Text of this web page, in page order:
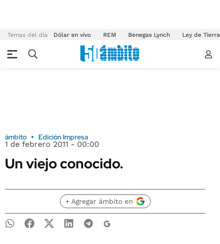
Temas del día Dólar en vivo REM Benegas Lynch Ley de
ámbito Edición Impresa
1 de febrero 2011 - 00:00
Un viejo conocido.
+ Agregar ámbito en